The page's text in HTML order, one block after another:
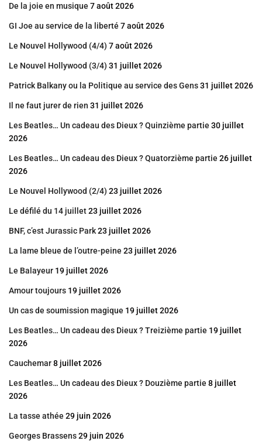
De la joie en musique 7 août 2026
GI Joe au service de la liberté 7 août 2026
Le Nouvel Hollywood (4/4) 7 août 2026
Le Nouvel Hollywood (3/4) 31 juillet 2026
Patrick Balkany ou la Politique au service des Gens31 juillet 2026
Il ne faut jurer de rien 31 juillet 2026
Les Beatles… Un cadeau des Dieux ? Quinzième partie 30 juillet
2026
Les Beatles… Un cadeau des Dieux ? Quatorzième partie 26 juillet
2026
Le Nouvel Hollywood (2/4) 23 juillet 2026
Le défilé du 14 juillet23 juillet 2026
BNF, c’est Jurassic Park23 juillet 2026
La lame bleue de l’outre-peine 23 juillet 2026
Le Balayeur 19 juillet 2026
Amour toujours 19 juillet 2026
Un cas de soumission magique 19 juillet 2026
Les Beatles… Un cadeau des Dieux ? Treizième partie 19 juillet
2026
Cauchemar8 juillet 2026
Les Beatles… Un cadeau des Dieux ? Douzième partie 8 juillet
2026
La tasse athée 29 juin 2026
Georges Brassens29 juin 2026